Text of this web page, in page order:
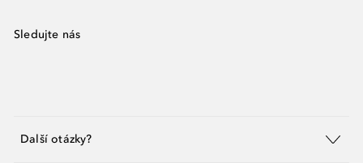
Sledujte nás
Další otázky?